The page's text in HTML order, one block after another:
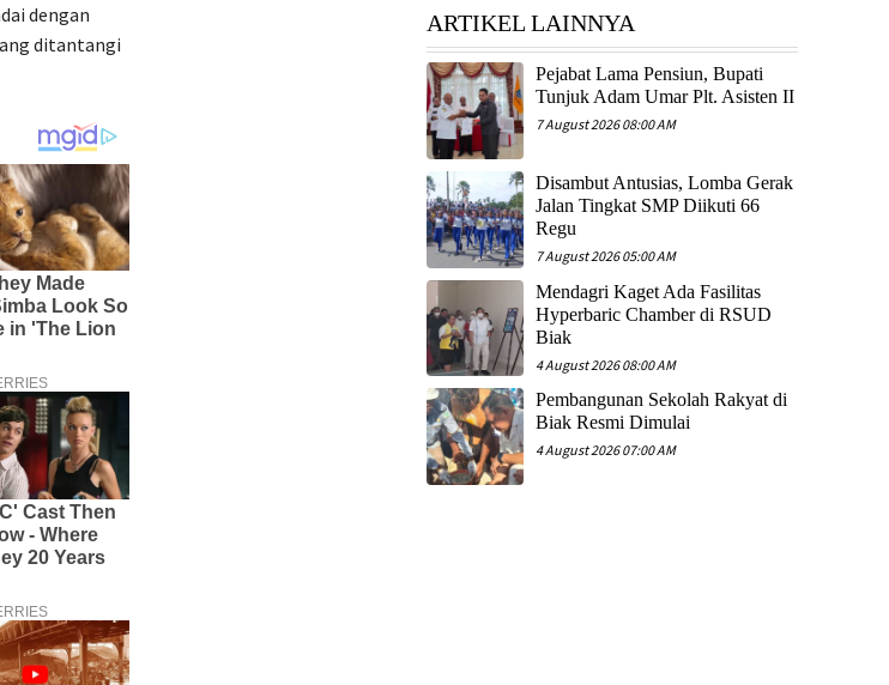
dengan
ditantangi
ARTIKEL LAINNYA
Pejabat Lama Pensiun, Bupati
Tunjuk Adam Umar Plt. Asisten II
7 August 2026 08:00 AM
Disambut Antusias, Lomba Gerak
Jalan Tingkat SMP Diikuti 66
Regu
7 August 2026 05:00 AM
Mendagri Kaget Ada Fasilitas
Hyperbaric Chamber di RSUD
Biak
4 August 2026 08:00 AM
Pembangunan Sekolah Rakyat di
Biak Resmi Dimulai
4 August 2026 07:00 AM